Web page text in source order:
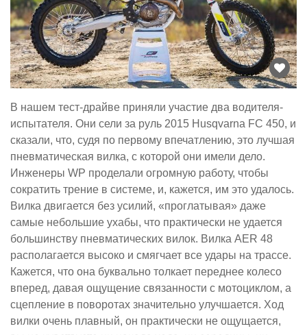
В нашем тест-драйве приняли участие два водителя-
испытателя. Они сели за руль 2015 Husqvarna FC 450, и
сказали, что, судя по первому впечатлению, это лучшая
пневматическая вилка, с которой они имели дело.
Инженеры WP проделали огромную работу, чтобы
сократить трение в системе, и, кажется, им это удалось.
Вилка двигается без усилий, «проглатывая» даже
самые небольшие ухабы, что практически не удается
большинству пневматических вилок. Вилка AER 48
располагается высоко и смягчает все удары на трассе.
Кажется, что она буквально толкает переднее колесо
вперед, давая ощущение связанности с мотоциклом, а
сцепление в поворотах значительно улучшается. Ход
вилки очень плавный, он практически не ощущается,